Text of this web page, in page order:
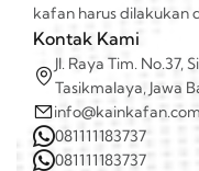
kafan harus dilakukan
Kontak Kami
Jl. Raya Tim. No.37,
Tasikmalaya, Jawa
info@kainkafan.com
081111183737
081111183737